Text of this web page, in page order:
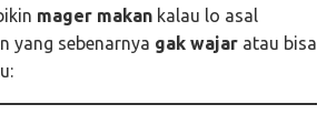
mager makan kalau lo asal
yang sebenarnya gak wajar atau bisa